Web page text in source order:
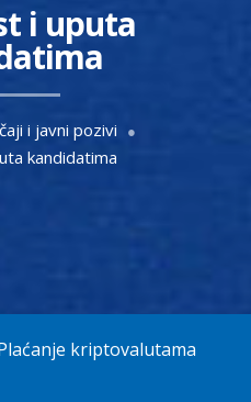
i uputa
i javni pozivi
kandidatima
kriptovalutama